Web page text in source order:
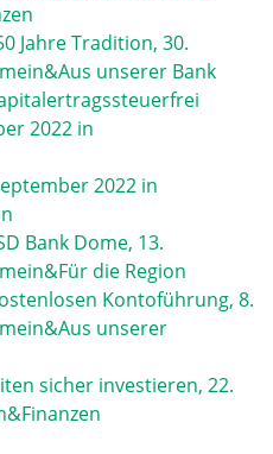
Jahre Tradition, 30.
&Aus unserer Bank
2022 in
2022 in
Bank Dome, 13.
&Für die Region
Kontoführung, 8.
&Aus unserer
sicher investieren, 22.
&Finanzen